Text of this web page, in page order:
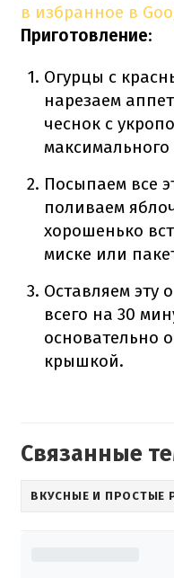
в избранное в
Приготовление:
Огурцы с
нарезаем
чеснок с
Посыпаем все
поливаем
хорошенько
миске или
Оставляем эту
всего на 30
основательно
крышкой.
Связанные
ВКУСНЫЕ И ПРОСТЫЕ